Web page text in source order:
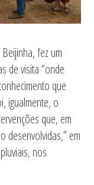
fez um
de visita “onde
que
igualmente, o
que, em
desenvolvidas,” em
nos